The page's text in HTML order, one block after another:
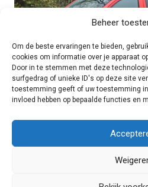
Beheer
Om de beste ervaringen te bieden,
cookies om informatie over je apparaat
Door in te stemmen met deze
surfgedrag of unieke ID's op deze site
toestemming geeft of uw toestemming
invloed hebben op bepaalde functies en